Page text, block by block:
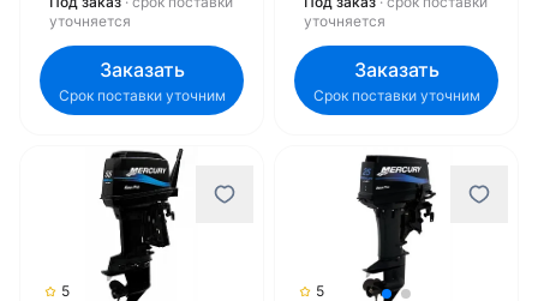
уточняется
Заказать
Срок поставки уточним
уточняется
Заказать
Срок поставки уточним
5 5